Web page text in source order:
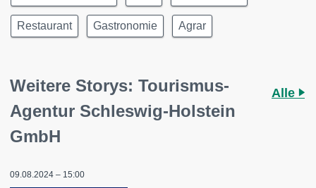
Restaurant Gastronomie Agrar
Weitere Storys: Tourismus-
Agentur Schleswig-Holstein
GmbH
Alle
09.08.2024 – 15:00